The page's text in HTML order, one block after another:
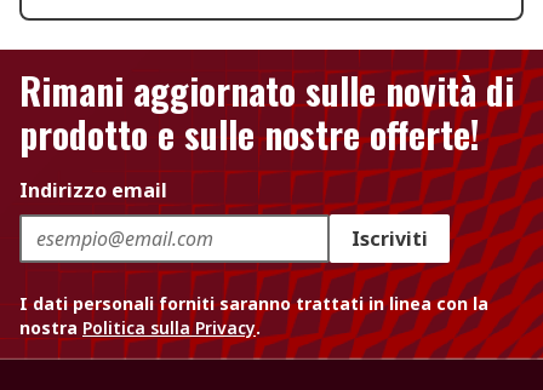
Rimani aggiornato sulle novità di
prodotto e sulle nostre offerte!
Indirizzo email
Iscriviti
I dati personali forniti saranno trattati in linea con la
nostra Politica sulla Privacy.